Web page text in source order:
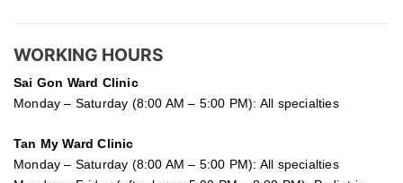
WORKING HOURS
Sai Gon Ward Clinic
Monday – Saturday (8:00 AM – 5:00 PM): All specialties
Tan My Ward Clinic
Monday – Saturday (8:00 AM – 5:00 PM): All specialties